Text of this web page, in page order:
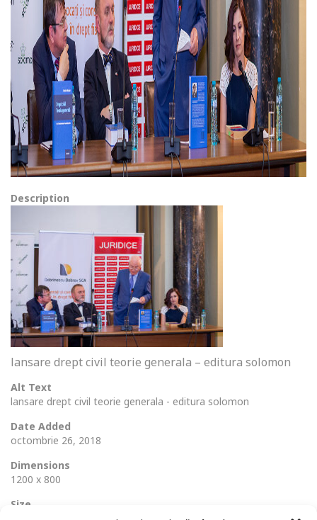
Description
lansare drept civil teorie generala – editura solomon
Alt Text
lansare drept civil teorie generala - editura solomon
Date Added
octombrie 26, 2018
Dimensions
1200 x 800
Size